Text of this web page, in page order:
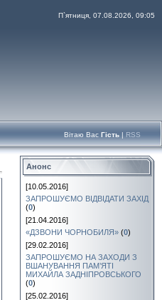
П`ятниця, 07.08.2026, 09:05
Вітаю Вас Гість | RSS
Анонс
[10.05.2016]
ЗАПРОШУЄМО ВІДВІДАТИ ЗАХІД
(0)
[21.04.2016]
«ДЗВОНИ ЧОРНОБИЛЯ» (0)
[29.02.2016]
ЗАПРОШУЄМО НА ЗАХОДИ З
ВШАНУВАННЯ ПАМ’ЯТІ
МИХАЙЛА ЗАДНІПРОВСЬКОГО
(0)
[25.02.2016]